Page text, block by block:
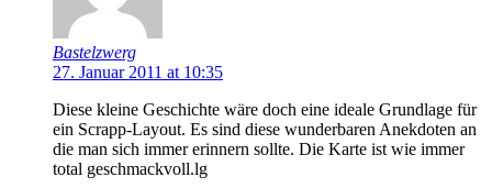
Bastelzwerg
27. Januar 2011 at 10:35
Diese kleine Geschichte wäre doch eine ideale Grundlage für
ein Scrapp-Layout. Es sind diese wunderbaren Anekdoten an
die man sich immer erinnern sollte. Die Karte ist wie immer
total geschmackvoll.lg